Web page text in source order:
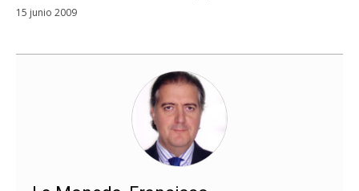
15 junio 2009